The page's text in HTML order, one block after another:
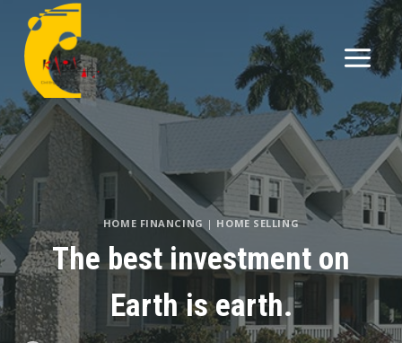
HOME FINANCING | HOME SELLING
The best investment on
Earth is earth.